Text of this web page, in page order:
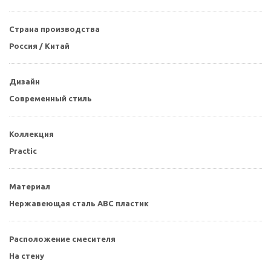
Страна производства
Россия / Китай
Дизайн
Современный стиль
Коллекция
Practic
Материал
Нержавеющая сталь ABC пластик
Расположение смесителя
На стену